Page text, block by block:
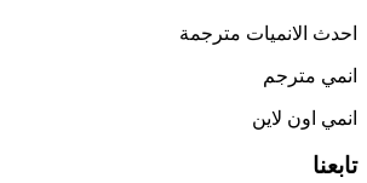
احدث الانميات مترجمة
انمي مترجم
انمي اون لاين
تابعنا